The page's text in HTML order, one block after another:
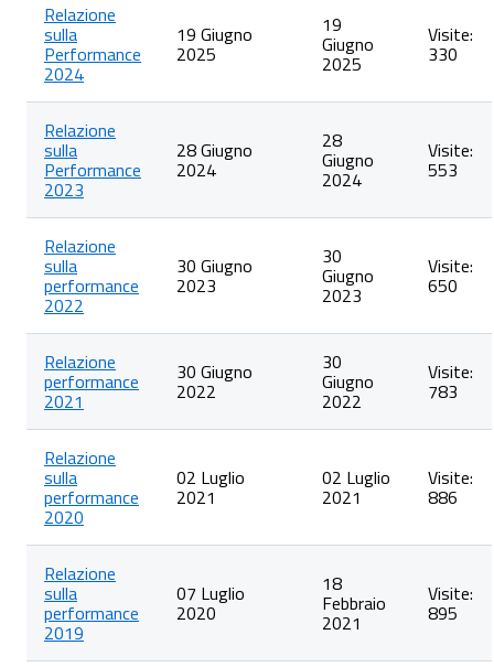
Performance
Relazione
sulla
Performance
2024
19 Giugno
2025
19
Giugno
2025
Visite:
330
Relazione
sulla
Performance
2023
28 Giugno
2024
28
Giugno
2024
Visite:
553
Relazione
sulla
performance
2022
30 Giugno
2023
30
Giugno
2023
Visite:
650
Relazione
performance
2021
30 Giugno
2022
30
Giugno
2022
Visite:
783
Relazione
sulla
performance
2020
02 Luglio
2021
02 Luglio
2021
Visite:
886
Relazione
sulla
performance
2019
07 Luglio
2020
18
Febbraio
2021
Visite:
895